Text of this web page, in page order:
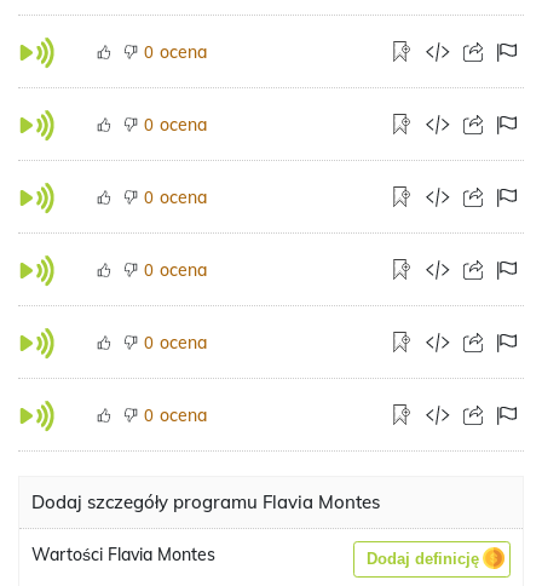
0 ocena
0 ocena
0 ocena
0 ocena
0 ocena
0 ocena
Dodaj szczegóły programu Flavia Montes
Wartości Flavia Montes Dodaj definicję